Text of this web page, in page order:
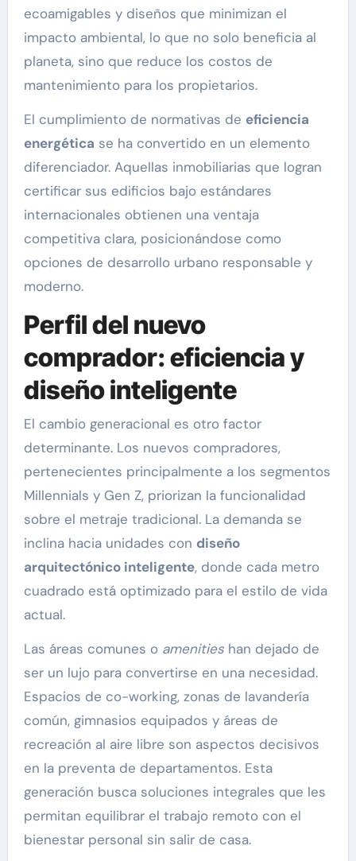
ecoamigables y diseños que minimizan el
impacto ambiental, lo que no solo beneficia al
planeta, sino que reduce los costos de
mantenimiento para los propietarios.
El cumplimiento de normativas de eficiencia
energética se ha convertido en un elemento
diferenciador. Aquellas inmobiliarias que logran
certificar sus edificios bajo estándares
internacionales obtienen una ventaja
competitiva clara, posicionándose como
opciones de desarrollo urbano responsable y
moderno.
Perfil del nuevo
comprador: eficiencia y
diseño inteligente
El cambio generacional es otro factor
determinante. Los nuevos compradores,
pertenecientes principalmente a los segmentos
Millennials y Gen Z, priorizan la funcionalidad
sobre el metraje tradicional. La demanda se
inclina hacia unidades con diseño
arquitectónico inteligente, donde cada metro
cuadrado está optimizado para el estilo de vida
actual.
Las áreas comunes o amenitieshan dejado de
ser un lujo para convertirse en una necesidad.
Espacios de co-working, zonas de lavandería
común, gimnasios equipados y áreas de
recreación al aire libre son aspectos decisivos
en la preventa de departamentos. Esta
generación busca soluciones integrales que les
permitan equilibrar el trabajo remoto con el
bienestar personal sin salir de casa.